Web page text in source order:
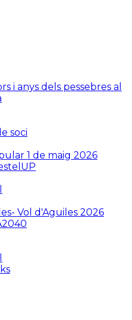
i anys dels pessebres al
soci
1 de maig 2026
Vol d'Aguiles 2026